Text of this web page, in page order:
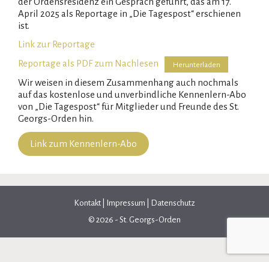
April 2025 als Reportage in „Die Tagespost“ erschienen
ist.
Link zur Reportage
Reportage als PDF zum Nachlesen
Herunterladen
Wir weisen in diesem Zusammenhang auch nochmals
auf das kostenlose und unverbindliche Kennenlern-Abo
von „Die Tagespost“ für Mitglieder und Freunde des St.
Georgs-Orden hin.
Link zum Kennenlern-Abo
Kontakt Impressum
Datenschutz
© 2026 - St. Georgs-Orden